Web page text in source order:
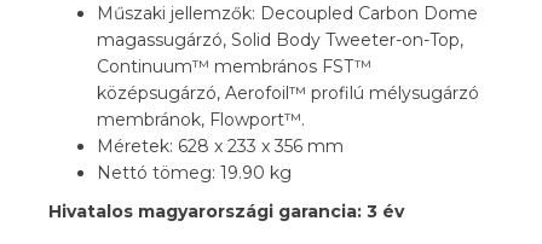
Műszaki jellemzők: Decoupled Carbon Dome
magassugárzó, Solid Body Tweeter-on-Top,
Continuum™ membrános FST™
középsugárzó, Aerofoil™ profilú mélysugárzó
membránok, Flowport™.
Méretek: 628 x 233 x 356 mm
Nettó tömeg: 19.90 kg
Hivatalos magyarországi garancia: 3 év